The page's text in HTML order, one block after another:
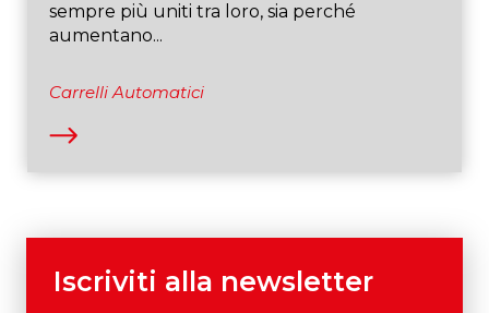
sempre più uniti tra loro, sia perché
aumentano...
Carrelli Automatici
Iscriviti alla newsletter